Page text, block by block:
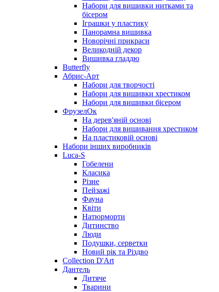
Набори для вишивки нитками та
бісером
Іграшки у пластику
Панорамна вишивка
Новорічні прикраси
Великодній декор
Вишивка гладдю
Butterfly
Абрис-Арт
Набори для творчості
Набори для вишивки хрестиком
Набори для вишивки бісером
ФрузелОк
На дерев'яній основі
Набори для вишивання хрестиком
На пластиковій основі
Набори інших виробників
Luca-S
Гобелени
Класика
Різне
Пейзажі
Фауна
Квіти
Натюрморти
Дитинство
Люди
Подушки, серветки
Новий рік та Різдво
Collection D'Art
Дантель
Дитяче
Тварини